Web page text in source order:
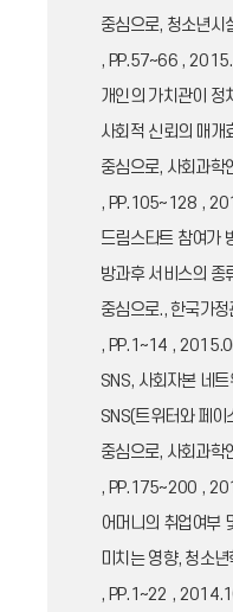
중심으로, 청소년
, PP.57~66 ,
개인의 가치관이 정
사회적 신뢰의 매개
중심으로, 사회과
, PP.105~128 ,
드림스타트 참여가
방과후 서비스의 종
중심으로., 한국가
, PP.1~14 ,
SNS, 사회자본 네
SNS(트위터와 페
중심으로, 사회과
, PP.175~200 ,
어머니의 취업여부
미치는 영향, 청소
, PP.1~22 ,